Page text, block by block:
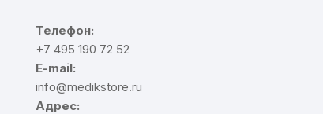
Телефон:
+7 495 190 72 52
E-mail:
info@medikstore.ru
Адрес: